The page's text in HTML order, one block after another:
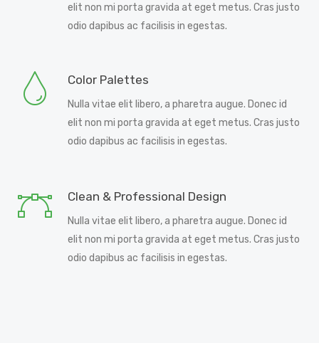
elit non mi porta gravida at eget metus. Cras justo
odio dapibus ac facilisis in egestas.
Color Palettes
Nulla vitae elit libero, a pharetra augue. Donec id
elit non mi porta gravida at eget metus. Cras justo
odio dapibus ac facilisis in egestas.
Clean & Professional Design
Nulla vitae elit libero, a pharetra augue. Donec id
elit non mi porta gravida at eget metus. Cras justo
odio dapibus ac facilisis in egestas.